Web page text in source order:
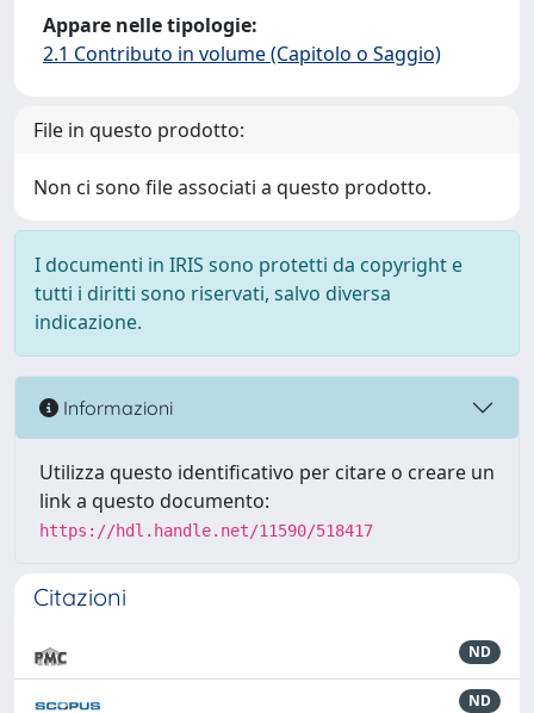
Appare nelle tipologie:
2.1 Contributo in volume (Capitolo o Saggio)
File in questo prodotto:
Non ci sono file associati a questo prodotto.
I documenti in IRIS sono protetti da copyright e
tutti i diritti sono riservati, salvo diversa
indicazione.
Informazioni
Utilizza questo identificativo per citare o creare un
link a questo documento:
https://hdl.handle.net/11590/518417
Citazioni
ND
ND